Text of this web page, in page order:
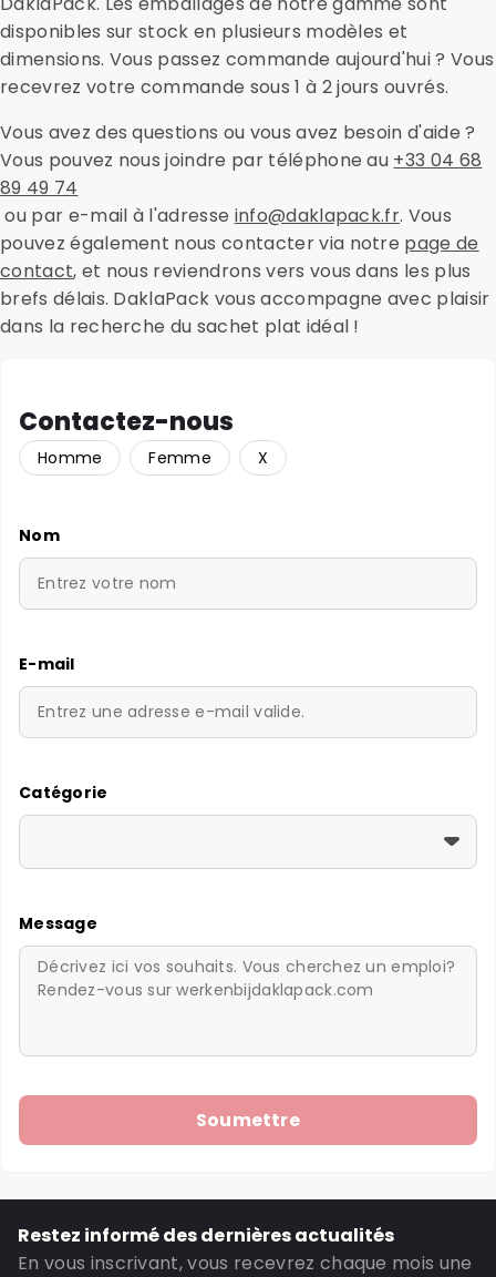
disponibles sur stock en plusieurs modèles et
dimensions. Vous passez commande aujourd'hui ? Vous
recevrez votre commande sous 1 à 2 jours ouvrés.
Vous avez des questions ou vous avez besoin d'aide ?
Vous pouvez nous joindre par téléphone au +33 04 68
89 49 74
ou par e-mail à l'adresse info@daklapack.fr. Vous
pouvez également nous contacter via notre page de
contact, et nous reviendrons vers vous dans les plus
brefs délais. DaklaPack vous accompagne avec plaisir
dans la recherche du sachet plat idéal !
Contactez-nous
Homme Femme X
Nom
E-mail
Catégorie
Message
Restez informé des dernières actualités
En vous inscrivant, vous recevrez chaque mois une